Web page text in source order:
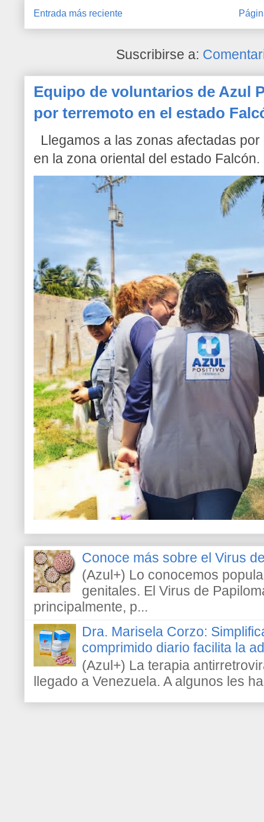
Entrada más reciente
Suscribirse a:
Equipo de voluntarios de Azul
por terremoto en el estado
Llegamos a las zonas afectadas
en la zona oriental del estado
Conoce más sobre el Virus
(Azul+) Lo conocemos
genitales. El Virus de
principalmente, p...
Dra. Marisela Corzo:
comprimido diario facilita la
(Azul+) La terapia
llegado a Venezuela. A algunos les